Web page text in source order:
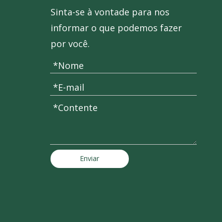
Sinta-se à vontade para nos
informar o que podemos fazer
por você.
Enviar